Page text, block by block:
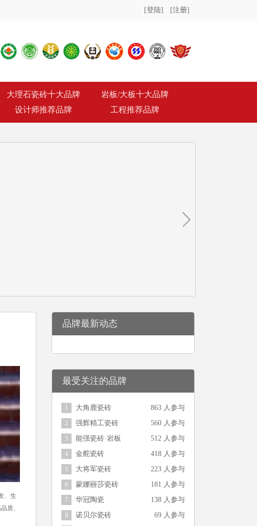
[登陆] [注册]
大理石瓷砖十大品牌
岩板/大板十大品牌
设计师推荐品牌 工程推荐品牌
、生
质、
品牌最新动态
最受关注的品牌
1 大角鹿瓷砖 863 人参与
2 强辉精工瓷砖 560 人参与
3 能强瓷砖·岩板 512 人参与
4 金舵瓷砖 418 人参与
5 大将军瓷砖 223 人参与
6 蒙娜丽莎瓷砖 181 人参与
7 华冠陶瓷 138 人参与
8 诺贝尔瓷砖 69 人参与